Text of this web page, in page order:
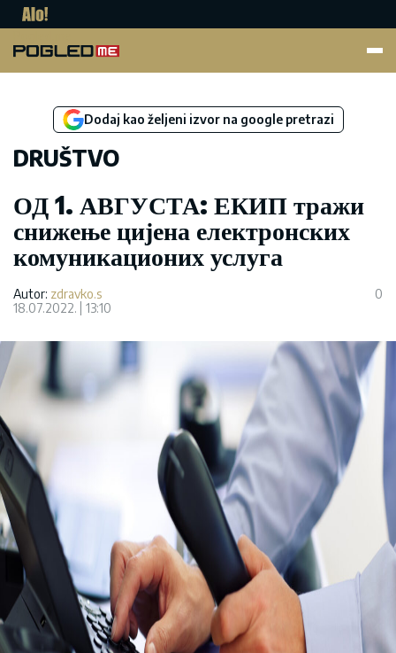
Dodaj kao željeni izvor na google pretrazi
DRUŠTVO
ОД 1. АВГУСТА: ЕКИП тражи
снижење цијена електронских
комуникационих услуга
Autor: zdravko.s
18.07.2022.
13:10
0